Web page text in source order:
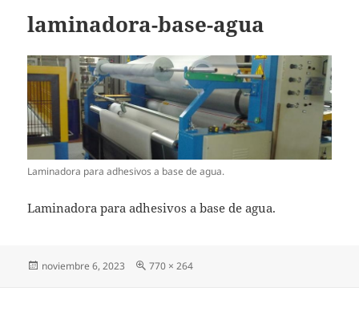
laminadora-base-agua
Laminadora para adhesivos a base de agua.
Laminadora para adhesivos a base de agua.
Publicado
noviembre 6, 2023
Tamaño
770 × 264